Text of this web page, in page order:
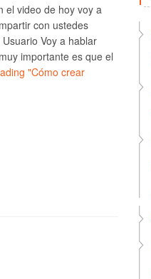
el video de hoy voy a
con ustedes
Voy a hablar
importante es que el
"Cómo crear